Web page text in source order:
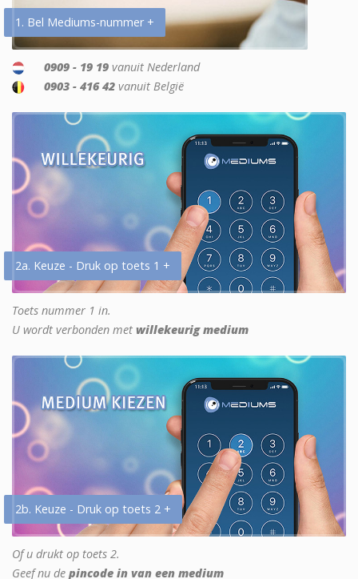
1. Bel Mediums-nummer +
0909 - 19 19 vanuit Nederland
0903 - 416 42 vanuit België
2a. Keuze - Druk op toets 1 +
Toets nummer 1 in.
U wordt verbonden met willekeurig medium
2b. Keuze - Druk op toets 2 +
Of u drukt op toets 2.
Geef nu de pincode in van een medium